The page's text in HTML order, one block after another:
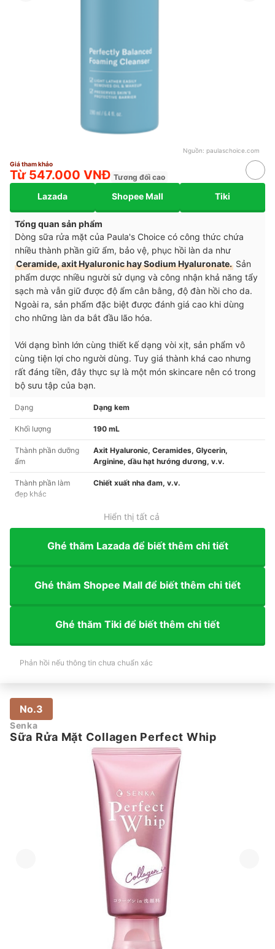
Nguồn: paulaschoice.com
Giá tham khảo
Từ 547.000 VNĐ Tương đối cao
Lazada Shopee Mall Tiki
Tổng quan sản phẩm
Dòng sữa rửa mặt của Paula's Choice có công thức chứa
nhiều thành phần giữ ẩm, bảo vệ, phục hồi làn da như
Ceramide, axit Hyaluronic hay Sodium Hyaluronate. Sản
phẩm dược nhiều người sử dụng và công nhận khả năng tẩy
sạch mà vẫn giữ được độ ẩm cân bằng, độ đàn hồi cho da.
Ngoài ra, sản phẩm đặc biệt được đánh giá cao khi dùng
cho những làn da bắt đầu lão hóa.
Với dạng bình lớn cùng thiết kế dạng vòi xịt, sản phẩm vô
cùng tiện lợi cho người dùng. Tuy giá thành khá cao nhưng
rất đáng tiền, đây thực sự là một món skincare nên có trong
bộ sưu tập của bạn.
Dạng Dạng kem
Khối lượng 190 mL
Thành phần dưỡng
ẩm
Axit Hyaluronic, Ceramides, Glycerin,
Arginine, dầu hạt hướng dương, v.v.
Thành phần làm
đẹp khác
Chiết xuất nha đam, v.v.
Hiển thị tất cả
Ghé thăm Lazada để biết thêm chi tiết
Ghé thăm Shopee Mall để biết thêm chi tiết
Ghé thăm Tiki để biết thêm chi tiết
Phản hồi nếu thông tin chưa chuẩn xác
No.3
Senka
Sữa Rửa Mặt Collagen Perfect Whip